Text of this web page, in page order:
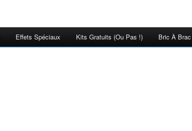
Effets Spéciaux Kits Gratuits (ou Pas !) Bric À Brac